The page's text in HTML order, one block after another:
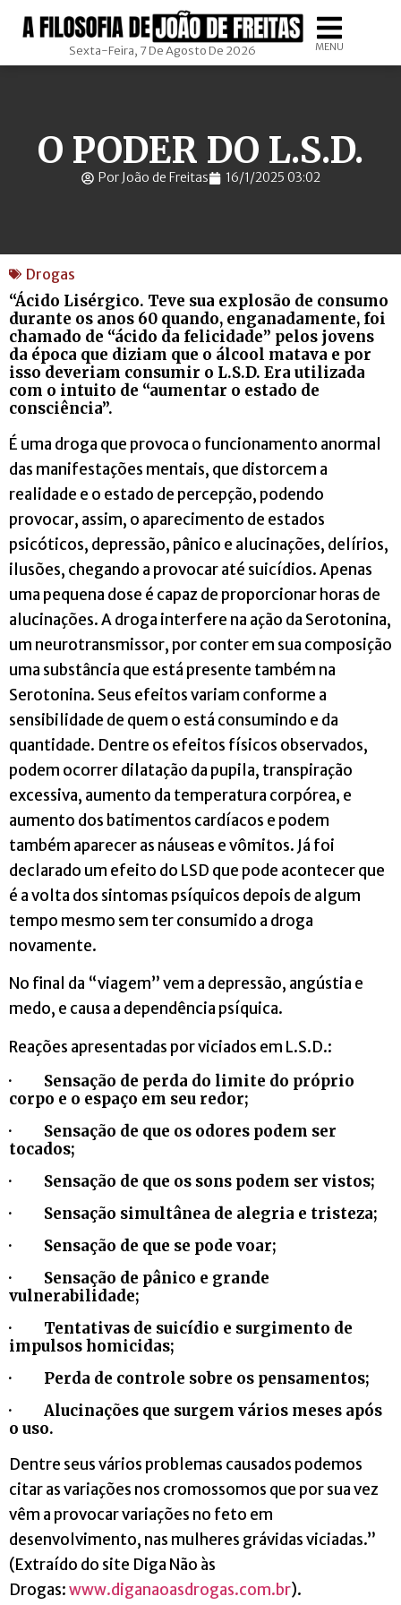
Sexta-Feira, 7 De Agosto De 2026 MENU
O PODER DO L.S.D.
Por João de Freitas 16/1/2025 03:02
Drogas
“Ácido Lisérgico. Teve sua explosão de consumo
durante os anos 60 quando, enganadamente, foi
chamado de “ácido da felicidade” pelos jovens
da época que diziam que o álcool matava e por
isso deveriam consumir o L.S.D. Era utilizada
com o intuito de “aumentar o estado de
consciência”.
É uma droga que provoca o funcionamento anormal
das manifestações mentais, que distorcem a
realidade e o estado de percepção, podendo
provocar, assim, o aparecimento de estados
psicóticos, depressão, pânico e alucinações, delírios,
ilusões, chegando a provocar até suicídios. Apenas
uma pequena dose é capaz de proporcionar horas de
alucinações. A droga interfere na ação da Serotonina,
um neurotransmissor, por conter em sua composição
uma substância que está presente também na
Serotonina. Seus efeitos variam conforme a
sensibilidade de quem o está consumindo e da
quantidade. Dentre os efeitos físicos observados,
podem ocorrer dilatação da pupila, transpiração
excessiva, aumento da temperatura corpórea, e
aumento dos batimentos cardíacos e podem
também aparecer as náuseas e vômitos. Já foi
declarado um efeito do LSD que pode acontecer que
é a volta dos sintomas psíquicos depois de algum
tempo mesmo sem ter consumido a droga
novamente.
No final da “viagem” vem a depressão, angústia e
medo, e causa a dependência psíquica.
Reações apresentadas por viciados em L.S.D.:
· Sensação de perda do limite do próprio
corpo e o espaço em seu redor;
· Sensação de que os odores podem ser
tocados;
· Sensação de que os sons podem ser vistos;
· Sensação simultânea de alegria e tristeza;
· Sensação de que se pode voar;
· Sensação de pânico e grande
vulnerabilidade;
· Tentativas de suicídio e surgimento de
impulsos homicidas;
· Perda de controle sobre os pensamentos;
· Alucinações que surgem vários meses após
o uso.
Dentre seus vários problemas causados podemos
citar as variações nos cromossomos que por sua vez
vêm a provocar variações no feto em
desenvolvimento, nas mulheres grávidas viciadas.”
(Extraído do site Diga Não às
Drogas:www.diganaoasdrogas.com.br).